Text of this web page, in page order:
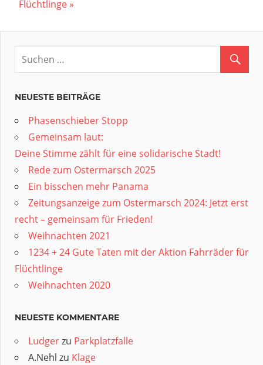
Beitrag:
Flüchtlinge
NEUESTE BEITRÄGE
Phasenschieber Stopp
Gemeinsam laut:
Deine Stimme zählt für eine solidarische Stadt!
Rede zum Ostermarsch 2025
Ein bisschen mehr Panama
Zeitungsanzeige zum Ostermarsch 2024: Jetzt erst
recht – gemeinsam für Frieden!
Weihnachten 2021
1234 + 24 Gute Taten mit der Aktion Fahrräder für
Flüchtlinge
Weihnachten 2020
NEUESTE KOMMENTARE
Ludgerzu Parkplatzfalle
A.Nehl zu Klage